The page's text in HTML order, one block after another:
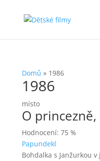
Domů » 1986
1986
místo
O
Hodnocení: 75 %
Papundekl
Bohdalka s Janžurkou